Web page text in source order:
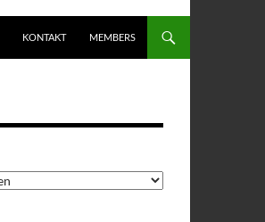
KONTAKT MEMBERS